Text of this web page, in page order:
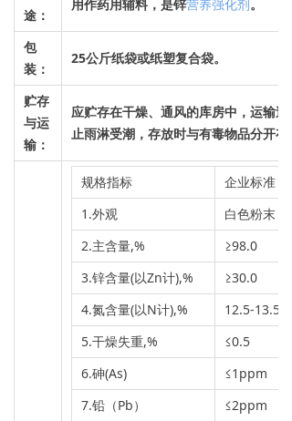
途：
用作药用辅料，是锌营养强化剂。
包
装：
25公斤纸袋或纸塑复合袋。
贮存
与运
输 ：
应贮存在干燥、通风的库房中，运输过
止雨淋受潮，存放时与有毒物品分开存放
规格指标
企业标准
1.外观
白色粉末
2.主含量,%
≥98.0
3.锌含量(以Zn计),%
≥30.0
4.氮含量(以N计),%
12.5-13.5
5.干燥失重,%
≤0.5
6.砷(As)
≤1ppm
7.铅（Pb）
≤2ppm